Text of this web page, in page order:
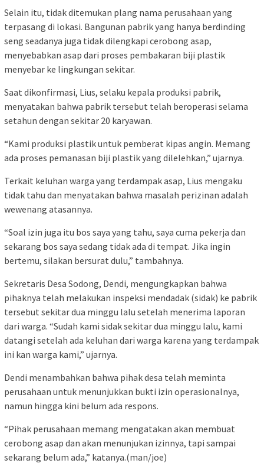
Selain itu, tidak ditemukan plang nama perusahaan yang
terpasang di lokasi. Bangunan pabrik yang hanya berdinding
seng seadanya juga tidak dilengkapi cerobong asap,
menyebabkan asap dari proses pembakaran biji plastik
menyebar ke lingkungan sekitar.
Saat dikonfirmasi, Lius, selaku kepala produksi pabrik,
menyatakan bahwa pabrik tersebut telah beroperasi selama
setahun dengan sekitar 20 karyawan.
“Kami produksi plastik untuk pemberat kipas angin. Memang
ada proses pemanasan biji plastik yang dilelehkan,” ujarnya.
Terkait keluhan warga yang terdampak asap, Lius mengaku
tidak tahu dan menyatakan bahwa masalah perizinan adalah
wewenang atasannya.
“Soal izin juga itu bos saya yang tahu, saya cuma pekerja dan
sekarang bos saya sedang tidak ada di tempat. Jika ingin
bertemu, silakan bersurat dulu,” tambahnya.
Sekretaris Desa Sodong, Dendi, mengungkapkan bahwa
pihaknya telah melakukan inspeksi mendadak (sidak) ke pabrik
tersebut sekitar dua minggu lalu setelah menerima laporan
dari warga. “Sudah kami sidak sekitar dua minggu lalu, kami
datangi setelah ada keluhan dari warga karena yang terdampak
ini kan warga kami,” ujarnya.
Dendi menambahkan bahwa pihak desa telah meminta
perusahaan untuk menunjukkan bukti izin operasionalnya,
namun hingga kini belum ada respons.
“Pihak perusahaan memang mengatakan akan membuat
cerobong asap dan akan menunjukan izinnya, tapi sampai
sekarang belum ada,” katanya.(man/joe)